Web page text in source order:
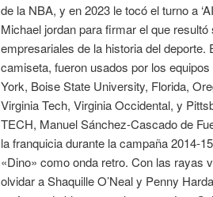
de la NBA, y en 2023 le tocó el turno a
Michael jordan para firmar el que
empresariales de la historia del
camiseta, fueron usados por los
York, Boise State University, Florida,
Virginia Tech, Virginia Occidental, y
TECH, Manuel Sánchez-Cascado de
la franquicia durante la campaña 2014-
«Dino» como onda retro. Con las rayas
olvidar a Shaquille O’Neal y Penny